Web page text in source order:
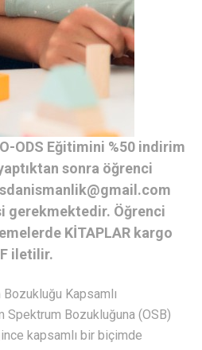
ODS Eğitimini %50 indirim
sonra öğrenci
gerekmektedir. Öğrenci
KİTAPLAR kargo
iletilir.
Kapsamlı
Bozukluğuna (OSB)
kapsamlı bir biçimde